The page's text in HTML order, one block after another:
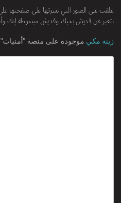
علقت على الصور التي نشرتها على صفحتها
بتعبر عن قديش بحبك وقديش مبسوطة إنك
زينة مكي موجودة على منصة "أمنيات"